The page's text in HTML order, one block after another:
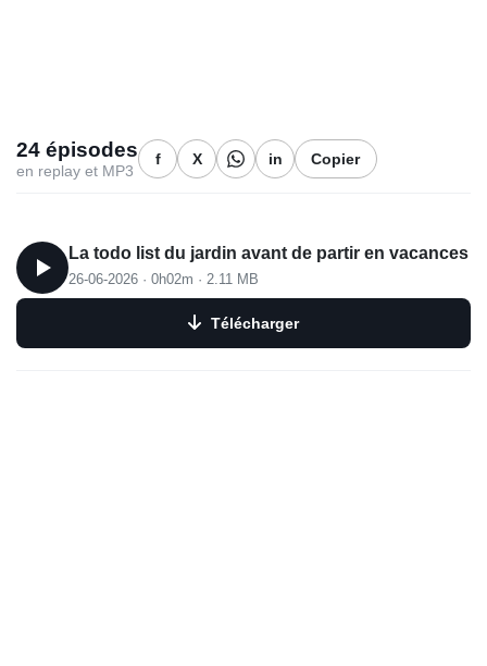
24 épisodes
en replay et MP3
f X in Copier
La todo list du jardin avant de partir en vacances
26-06-2026 · 0h02m · 2.11 MB
Télécharger